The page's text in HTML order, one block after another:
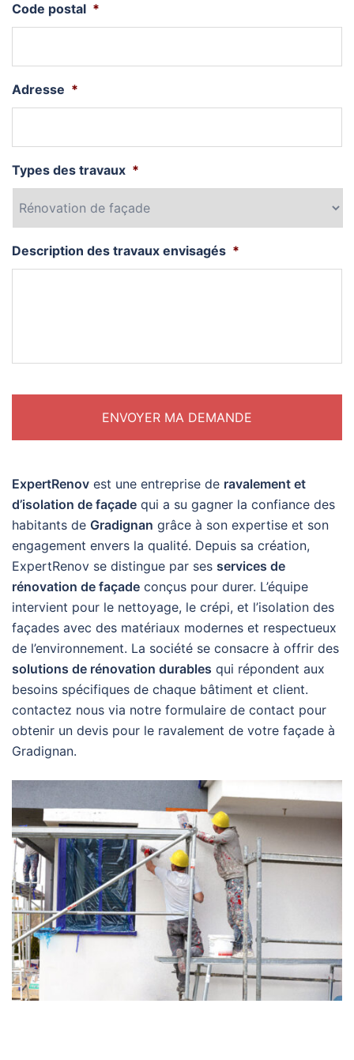
Code postal *
Adresse *
Types des travaux *
Description des travaux envisagés *
ExpertRenov est une entreprise de ravalement et
d’isolation de façade qui a su gagner la confiance des
habitants de Gradignan grâce à son expertise et son
engagement envers la qualité. Depuis sa création,
ExpertRenov se distingue par ses services de
rénovation de façade conçus pour durer. L’équipe
intervient pour le nettoyage, le crépi, et l’isolation des
façades avec des matériaux modernes et respectueux
de l’environnement. La société se consacre à offrir des
solutions de rénovation durables qui répondent aux
besoins spécifiques de chaque bâtiment et client.
contactez nous via notre formulaire de contact pour
obtenir un devis pour le ravalement de votre façade à
Gradignan.